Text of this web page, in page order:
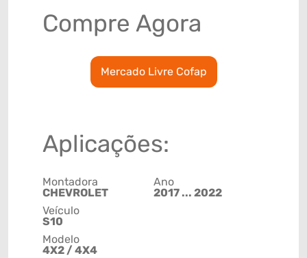
Compre Agora
Mercado Livre Cofap
Aplicações:
Montadora
CHEVROLET
Veículo
S10
Modelo
4X2 / 4X4
Ano
2017 ... 2022